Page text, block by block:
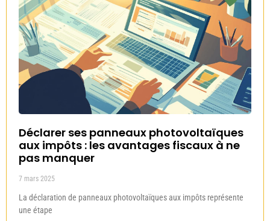
Déclarer ses panneaux photovoltaïques
aux impôts : les avantages fiscaux à ne
pas manquer
7 mars 2025
La déclaration de panneaux photovoltaïques aux impôts représente
une étape